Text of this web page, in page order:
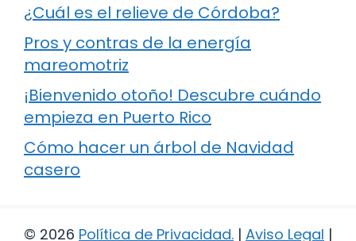
¿Cuál es el relieve de Córdoba?
Pros y contras de la energía
mareomotriz
¡Bienvenido otoño! Descubre cuándo
empieza en Puerto Rico
Cómo hacer un árbol de Navidad
casero
© 2026 Política de Privacidad. | Aviso Legal |